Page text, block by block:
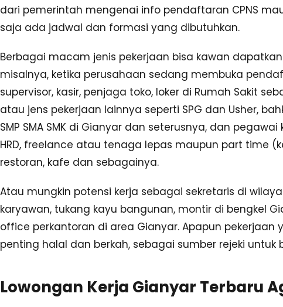
dari pemerintah mengenai info pendaftaran CPNS
saja ada jadwal dan formasi yang dibutuhkan.
Berbagai macam jenis pekerjaan bisa kawan
misalnya, ketika perusahaan sedang membuka
supervisor, kasir, penjaga toko, loker di Rumah Sakit
atau jens pekerjaan lainnya seperti SPG dan Usher,
SMP SMA SMK di Gianyar dan seterusnya, dan
HRD, freelance atau tenaga lepas maupun part time
restoran, kafe dan sebagainya.
Atau mungkin potensi kerja sebagai sekretaris di
karyawan, tukang kayu bangunan, montir di bengkel
office perkantoran di area Gianyar. Apapun pekerjaan
penting halal dan berkah, sebagai sumber rejeki untuk
Lowongan Kerja Gianyar Terbaru